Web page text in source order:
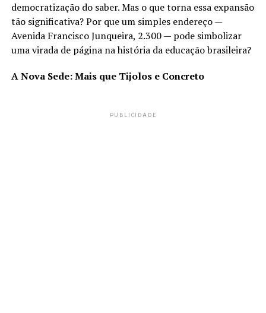
democratização do saber. Mas o que torna essa expansão
tão significativa? Por que um simples endereço —
Avenida Francisco Junqueira, 2.300 — pode simbolizar
uma virada de página na história da educação brasileira?
A Nova Sede: Mais que Tijolos e Concreto
PUBLICIDADE